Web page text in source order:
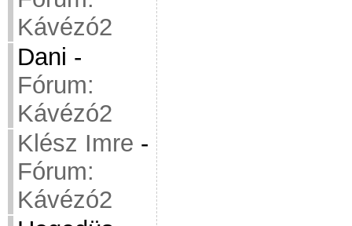
Kávézó2
Dani -
Fórum:
Kávézó2
Klész Imre -
Fórum:
Kávézó2